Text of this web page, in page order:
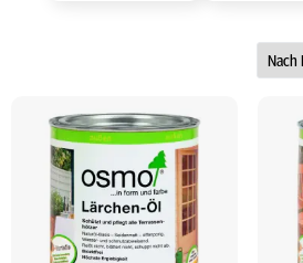
Schreinerei
Shop
Ausstellung